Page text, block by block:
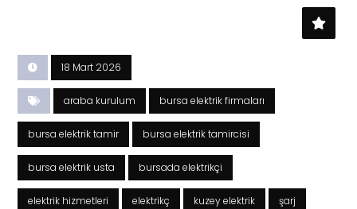
18 Mart 2026
araba kurulum bursa elektrik firmaları
bursa elektrik tamir bursa elektrik tamircisi
bursa elektrik usta bursada elektrikçi
elektrik hizmetleri elektrikç kuzey elektrik şarj